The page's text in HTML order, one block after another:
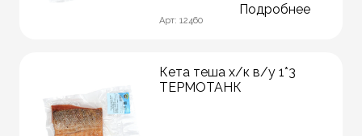
Арт: 12460
Подробнее
Кета теша х/к в/у 1*3
ТЕРМОТАНК